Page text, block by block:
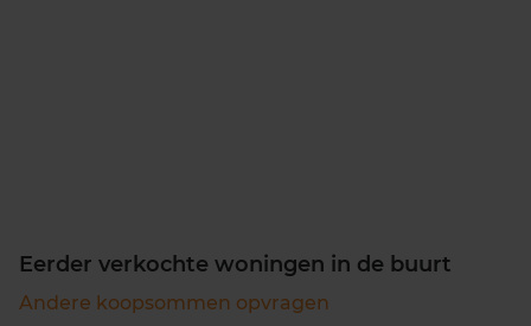
Eerder verkochte woningen in de buurt
Andere koopsommen opvragen